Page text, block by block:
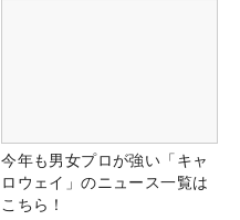
今年も男女プロが強い「キャ
ロウェイ」のニュース一覧は
こちら！